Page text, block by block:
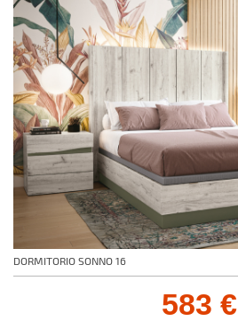
DORMITORIO SONNO 16
583 €